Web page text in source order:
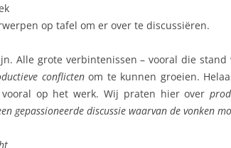
op tafel om er over te discussiëren.
Alle grote verbintenissen – vooral die
conflictenom te kunnen groeien.
op het werk. Wij praten hier over
gepassioneerde discussie waarvan de vonken